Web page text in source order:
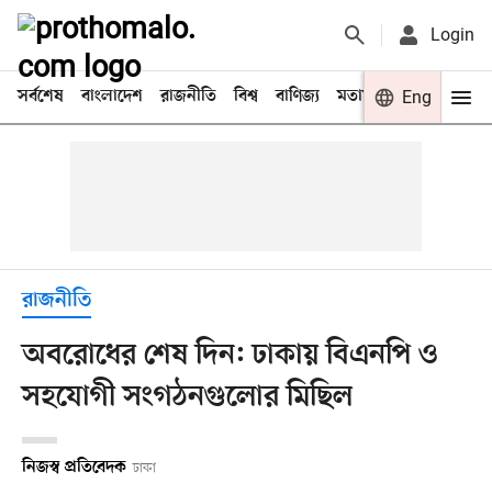
Login
সর্বশেষ বাংলাদেশ রাজনীতি বিশ্ব বাণিজ্য মতামত খেলা
Eng
রাজনীতি
অবরোধের শেষ দিন: ঢাকায় বিএনপি ও
সহযোগী সংগঠনগুলোর মিছিল
নিজস্ব প্রতিবেদক ঢাকা